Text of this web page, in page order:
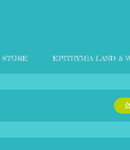
STORE EPITHYMiA LAND &